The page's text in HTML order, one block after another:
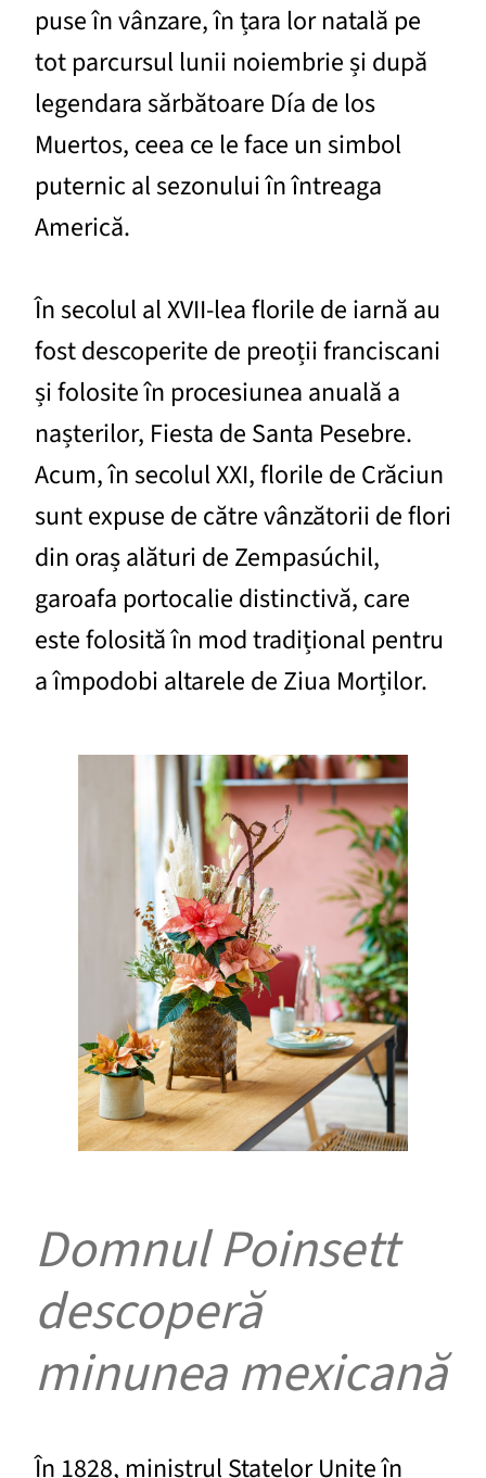
puse în vânzare, în țara lor natală pe
tot parcursul lunii noiembrie și după
legendara sărbătoare Día de los
Muertos, ceea ce le face un simbol
puternic al sezonului în întreaga
Americă.
În secolul al XVII-lea florile de iarnă au
fost descoperite de preoții franciscani
și folosite în procesiunea anuală a
nașterilor, Fiesta de Santa Pesebre.
Acum, în secolul XXI, florile de Crăciun
sunt expuse de către vânzătorii de flori
din oraș alături de Zempasúchil,
garoafa portocalie distinctivă, care
este folosită în mod tradițional pentru
a împodobi altarele de Ziua Morților.
Domnul Poinsett
descoperă
minunea mexicană
În 1828, ministrul Statelor Unite în